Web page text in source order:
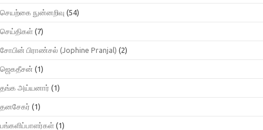
செயற்கை நுன்னறிவு (54)
செய்திகள் (7)
சோபின் பிராண்சல் (Jophine Pranjal) (2)
ஜெகதீசன் (1)
தங்க அய்யனார் (1)
தனசேகர் (1)
பங்களிப்பாளர்கள் (1)